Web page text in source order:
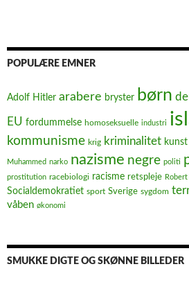
POPULÆRE EMNER
Adolf Hitler arabere bryster børn
EU fordummelse homoseksuelle industri
kommunisme krig kriminalitet kunst
Muhammed narko nazisme negre politi
prostitution racebiologi racisme retspleje
Socialdemokratiet sport Sverige sygdom
våben økonomi
SMUKKE DIGTE OG SKØNNE BILLEDER